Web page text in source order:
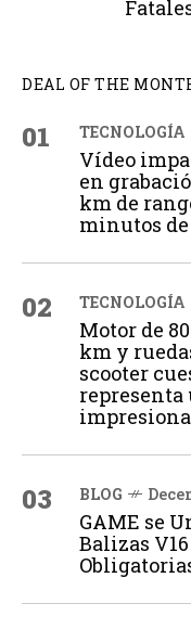
DEAL OF THE
01 TECNOLOGÍA
Vídeo
en
km de
minutos
02 TECNOLOGÍA
Motor de
km y
scooter
03 BLOG
GAME se
Balizas